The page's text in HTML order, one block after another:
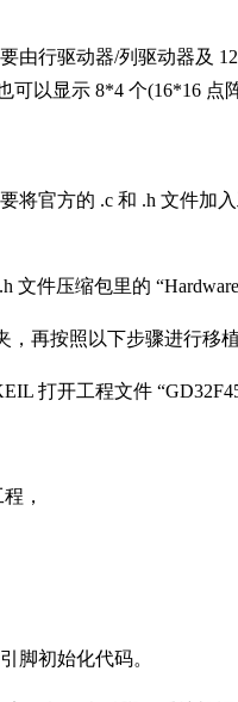
由行驱动器/列驱动器及
以显示 8*4 个(16*16 点
官方的 .c 和 .h 文件加
件压缩包里的
再按照以下步骤进行移植
打开工程文件
，
脚初始化代码。